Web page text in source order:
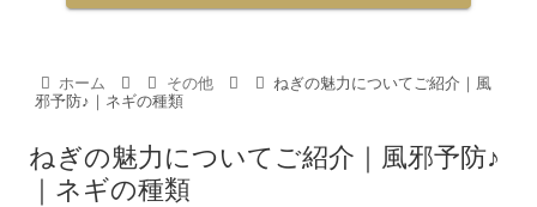
ホーム その他
ねぎの魅力についてご紹介｜風
邪予防♪｜ネギの種類
ねぎの魅力についてご紹介｜風邪予防♪
｜ネギの種類